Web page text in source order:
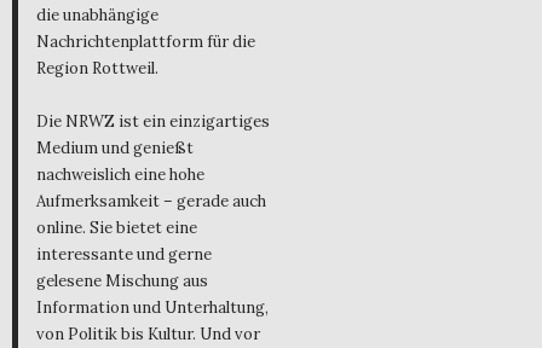
die unabhängige
Nachrichtenplattform für die
Region Rottweil.
Die NRWZ ist ein einzigartiges
Medium und genießt
nachweislich eine hohe
Aufmerksamkeit – gerade auch
online. Sie bietet eine
interessante und gerne
gelesene Mischung aus
Information und Unterhaltung,
von Politik bis Kultur. Und vor